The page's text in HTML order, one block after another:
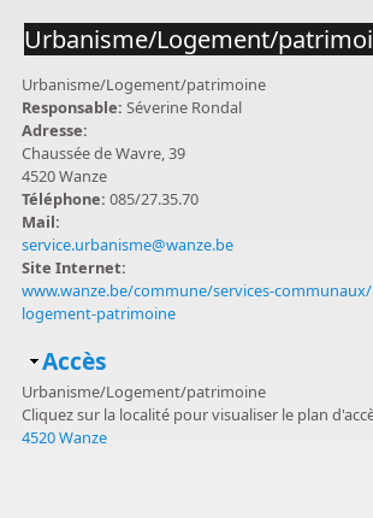
Urbanisme/Logement/
Urbanisme/Logement/patrimoine
Responsable:Séverine Rondal
Adresse:
Chaussée de Wavre, 39
4520 Wanze
Téléphone:085/27.35.70
Mail:
service.urbanisme@wanze.be
Site Internet:
www.wanze.be/commune/services-
logement-patrimoine
Masquer
Accès
Urbanisme/Logement/patrimoine
Cliquez sur la localité pour visualiser le plan
4520 Wanze